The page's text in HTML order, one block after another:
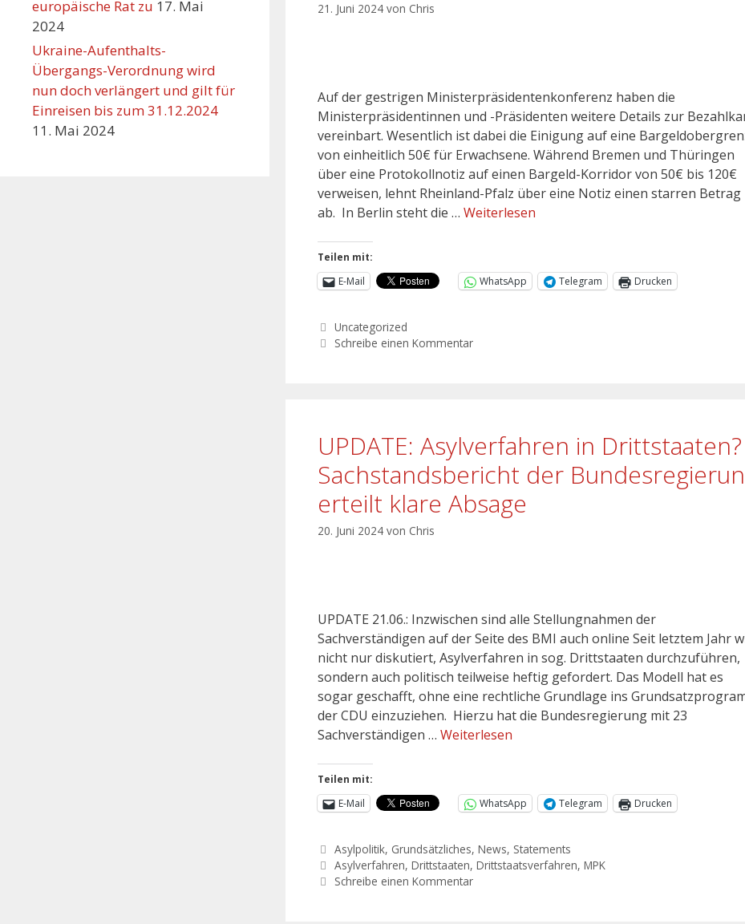
21. Juni 2024 von Chris
Auf der gestrigen Ministerpräsidentenkonferenz haben die
Ministerpräsidentinnen und -Präsidenten weitere Details zur
vereinbart. Wesentlich ist dabei die Einigung auf eine
von einheitlich 50€ für Erwachsene. Während Bremen und Thüringen
über eine Protokollnotiz auf einen Bargeld-Korridor von 50€ bis 120€
verweisen, lehnt Rheinland-Pfalz über eine Notiz einen starren Betrag
ab. In Berlin steht die … Weiterlesen
Teilen mit:
E-Mail
WhatsApp Telegram Drucken
Uncategorized
Schreibe einen Kommentar
UPDATE: Asylverfahren in Drittstaaten?
Sachstandsbericht der
erteilt klare Absage
20. Juni 2024 von Chris
UPDATE 21.06.: Inzwischen sind alle Stellungnahmen der
Sachverständigen auf der Seite des BMI auch online Seit letztem Jahr
nicht nur diskutiert, Asylverfahren in sog. Drittstaaten durchzuführen,
sondern auch politisch teilweise heftig gefordert. Das Modell hat es
sogar geschafft, ohne eine rechtliche Grundlage ins
der CDU einzuziehen. Hierzu hat die Bundesregierung mit 23
Sachverständigen … Weiterlesen
Teilen mit:
E-Mail
WhatsApp Telegram Drucken
Asylpolitik, Grundsätzliches,News, Statements
Asylverfahren,Drittstaaten,Drittstaatsverfahren,MPK
Schreibe einen Kommentar
europäische Rat zu 17. Mai
2024
Ukraine-Aufenthalts-
Übergangs-Verordnung wird
nun doch verlängert und gilt für
Einreisen bis zum 31.12.2024
11. Mai 2024